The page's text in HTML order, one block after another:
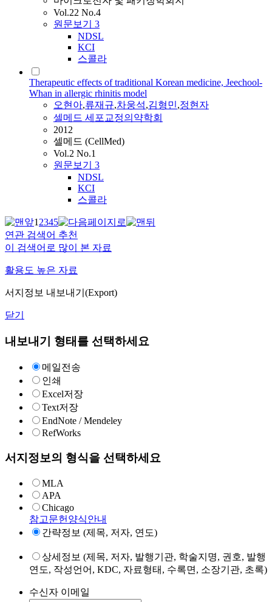
Vol.22 No.4
원문보기 3
NDSL
KCI
스콜라
Therapeutic effects of traditional Korean medicine, Jeechool-
Whan in allergic rhinitis model
오현아,류재규,차웅석,김형민,정현자
셀메드 세포교정의약학회
2012
셀메드 (CellMed)
Vol.2 No.1
원문보기 3
NDSL
KCI
스콜라
12345
연관 검색어 추천
이 검색어로 많이 본 자료
활용도 높은 자료
서지정보 내보내기(Export)
닫기
내보내기 형태를 선택하세요
메일전송
인쇄
Excel저장
Text저장
EndNote / Mendeley
RefWorks
서지정보의 형식을 선택하세요
MLA
APA
Chicago
참고문헌양식안내
간략정보 (제목, 저자, 연도)
상세정보 (제목, 저자, 발행기관, 학술지명, 권호, 발행
연도, 작성언어, KDC, 자료형태, 수록면, 소장기관, 초록)
수신자 이메일